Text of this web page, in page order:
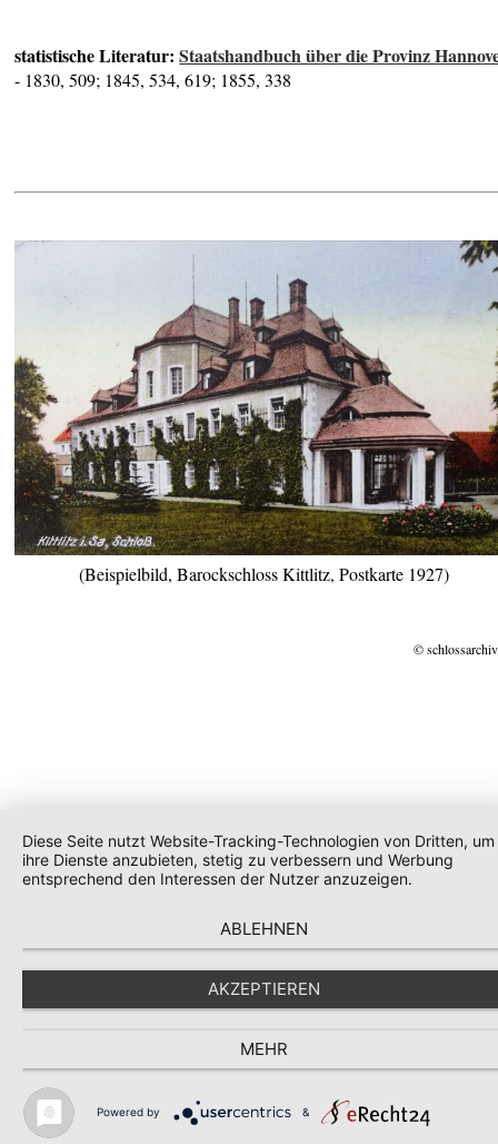
statistische Literatur:Staatshandbuch über die Provinz
- 1830, 509; 1845, 534, 619; 1855, 338
(Beispielbild, Barockschloss Kittlitz, Postkarte 1927)
©
Diese Seite nutzt Website-Tracking-Technologien von Dritten, um
ihre Dienste anzubieten, stetig zu verbessern und Werbung
entsprechend den Interessen der Nutzer anzuzeigen.
ABLEHNEN
AKZEPTIEREN
MEHR
Powered by &